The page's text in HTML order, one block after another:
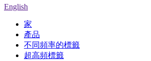
English
家
產品
不同頻率的標籤
超高頻標籤